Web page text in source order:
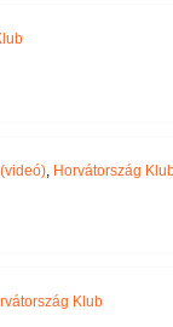
, Horvátország
Klub